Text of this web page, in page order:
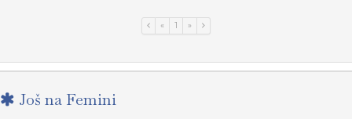
« 1 »
Još na Femini